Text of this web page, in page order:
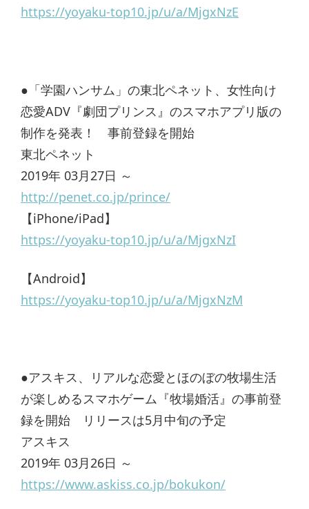
https://yoyaku-top10.jp/u/a/MjgxNzE
●「学園ハンサム」の東北ペネット、女性向け
恋愛ADV『劇団プリンス』のスマホアプリ版の
制作を発表！ 事前登録を開始
東北ペネット
2019年 03月27日 ～
http://penet.co.jp/prince/
【iPhone/iPad】
https://yoyaku-top10.jp/u/a/MjgxNzI
【Android】
https://yoyaku-top10.jp/u/a/MjgxNzM
●アスキス、リアルな恋愛とほのぼの牧場生活
が楽しめるスマホゲーム『牧場婚活』の事前登
録を開始 リリースは5月中旬の予定
アスキス
2019年 03月26日 ～
https://www.askiss.co.jp/bokukon/